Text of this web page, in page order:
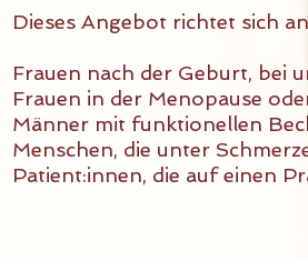
Dieses Angebot richtet sich
Frauen nach der Geburt, bei
Frauen in der Menopause
Männer mit funktionellen
Menschen, die unter
Patient:innen, die auf einen